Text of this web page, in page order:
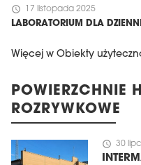
schedule 17 listopada 2025
LABORATORIUM DLA
Więcej w Obiekty
POWIERZCHNIE
ROZRYWKOWE
schedule 30